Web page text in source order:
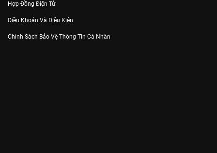
Hợp Đồng Điện Tử
Điều Khoản Và Điều Kiện
Chính Sách Bảo Vệ Thông Tin Cá Nhân